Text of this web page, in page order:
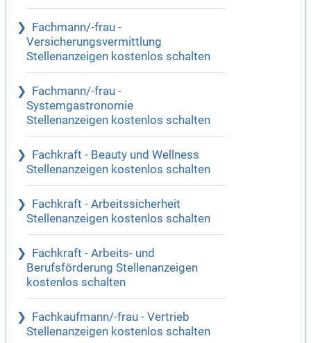
Fachmann/-frau -
Versicherungsvermittlung
Stellenanzeigen kostenlos schalten
Fachmann/-frau -
Systemgastronomie
Stellenanzeigen kostenlos schalten
Fachkraft - Beauty und Wellness
Stellenanzeigen kostenlos schalten
Fachkraft - Arbeitssicherheit
Stellenanzeigen kostenlos schalten
Fachkraft - Arbeits- und
Berufsförderung Stellenanzeigen
kostenlos schalten
Fachkaufmann/-frau - Vertrieb
Stellenanzeigen kostenlos schalten